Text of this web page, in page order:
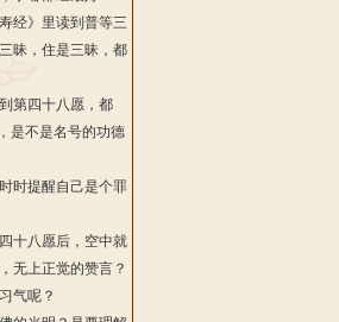
经》里读到普等三
昧，住是三昧，都
第四十八愿，都
是不是名号的功德
时提醒自己是个罪
十八愿后，空中就
无上正觉的赞言？
气呢？